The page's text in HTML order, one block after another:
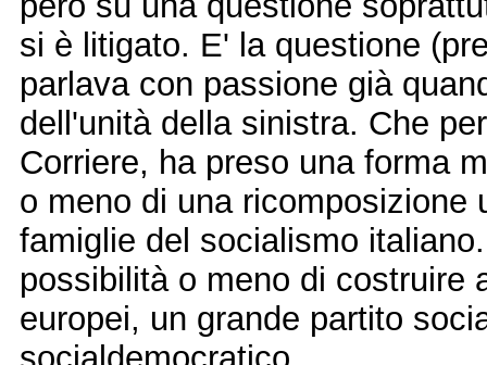
si è litigato. E' la questione
parlava con passione già
dell'unità della sinistra. Che
Corriere, ha preso una forma
o meno di una ricomposizione
famiglie del socialismo
possibilità o meno di costruire
europei, un grande partito